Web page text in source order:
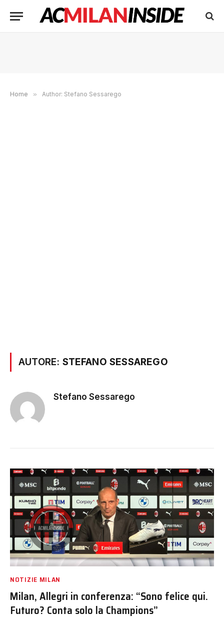
Home » Author: Stefano Sessarego
AUTORE: STEFANO SESSAREGO
Stefano Sessarego
NOTIZIE MILAN
Milan, Allegri in conferenza: “Sono felice qui.
Futuro? Conta solo la Champions”